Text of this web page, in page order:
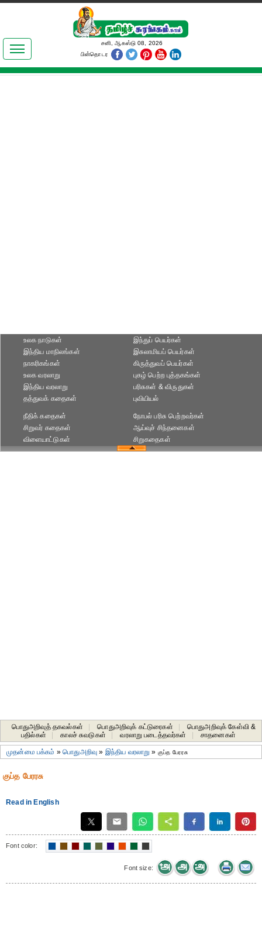
இலக்கியங்கள்
தமிழ் உலகம்
சனி, ஆகஸ்டு 08, 2026
பின்தொடர
உலக நாடுகள்
இந்திய மாநிலங்கள்
நாகரிகங்கள்
இந்துப் பெயர்கள்
இசுலாமியப் பெயர்கள்
கிருத்துவப் பெயர்கள்
உலக வரலாறு
இந்திய வரலாறு
தத்துவக் கதைகள்
புகழ் பெற்ற புத்தகங்கள்
பரிசுகள் & விருதுகள்
புவியியல்
நீதிக் கதைகள்
சிறுவர் கதைகள்
விளையாட்டுகள்
நோபல் பரிசு‎ பெற்றவர்‎கள்
ஆய்வுச் சிந்தனைகள்
சிறுகதைகள்
பொதுஅறிவுத் தகவல்கள் பொதுஅறிவுக் கட்டுரைகள்
பொதுஅறிவுக் கேள்வி &
பதில்கள்
காலச் சுவடுகள் வரலாறு படைத்தவர்கள் சாதனைகள்‎
முதன்மை பக்கம் »பொதுஅறிவு » இந்திய வரலாறு » குப்த பேரரசு
குப்த பேரரசு
Read in English
Font color:
Font size: